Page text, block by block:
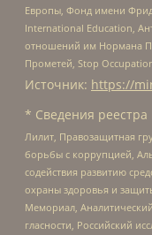
Европы, Фонд имени
International Education,
отношений им Нормана
Прометей, Stop
Источник: https://
* Сведения
Лилит, Правозащитная
борьбы с коррупцией,
содействия развитию
охраны здоровья и
Мемориал,
гласности, Российский